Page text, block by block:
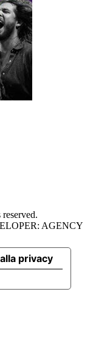
AGENCY
privacy